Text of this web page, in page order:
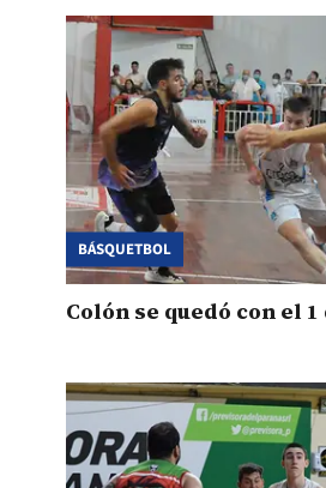
BÁSQUETBOL
Colón se quedó con el